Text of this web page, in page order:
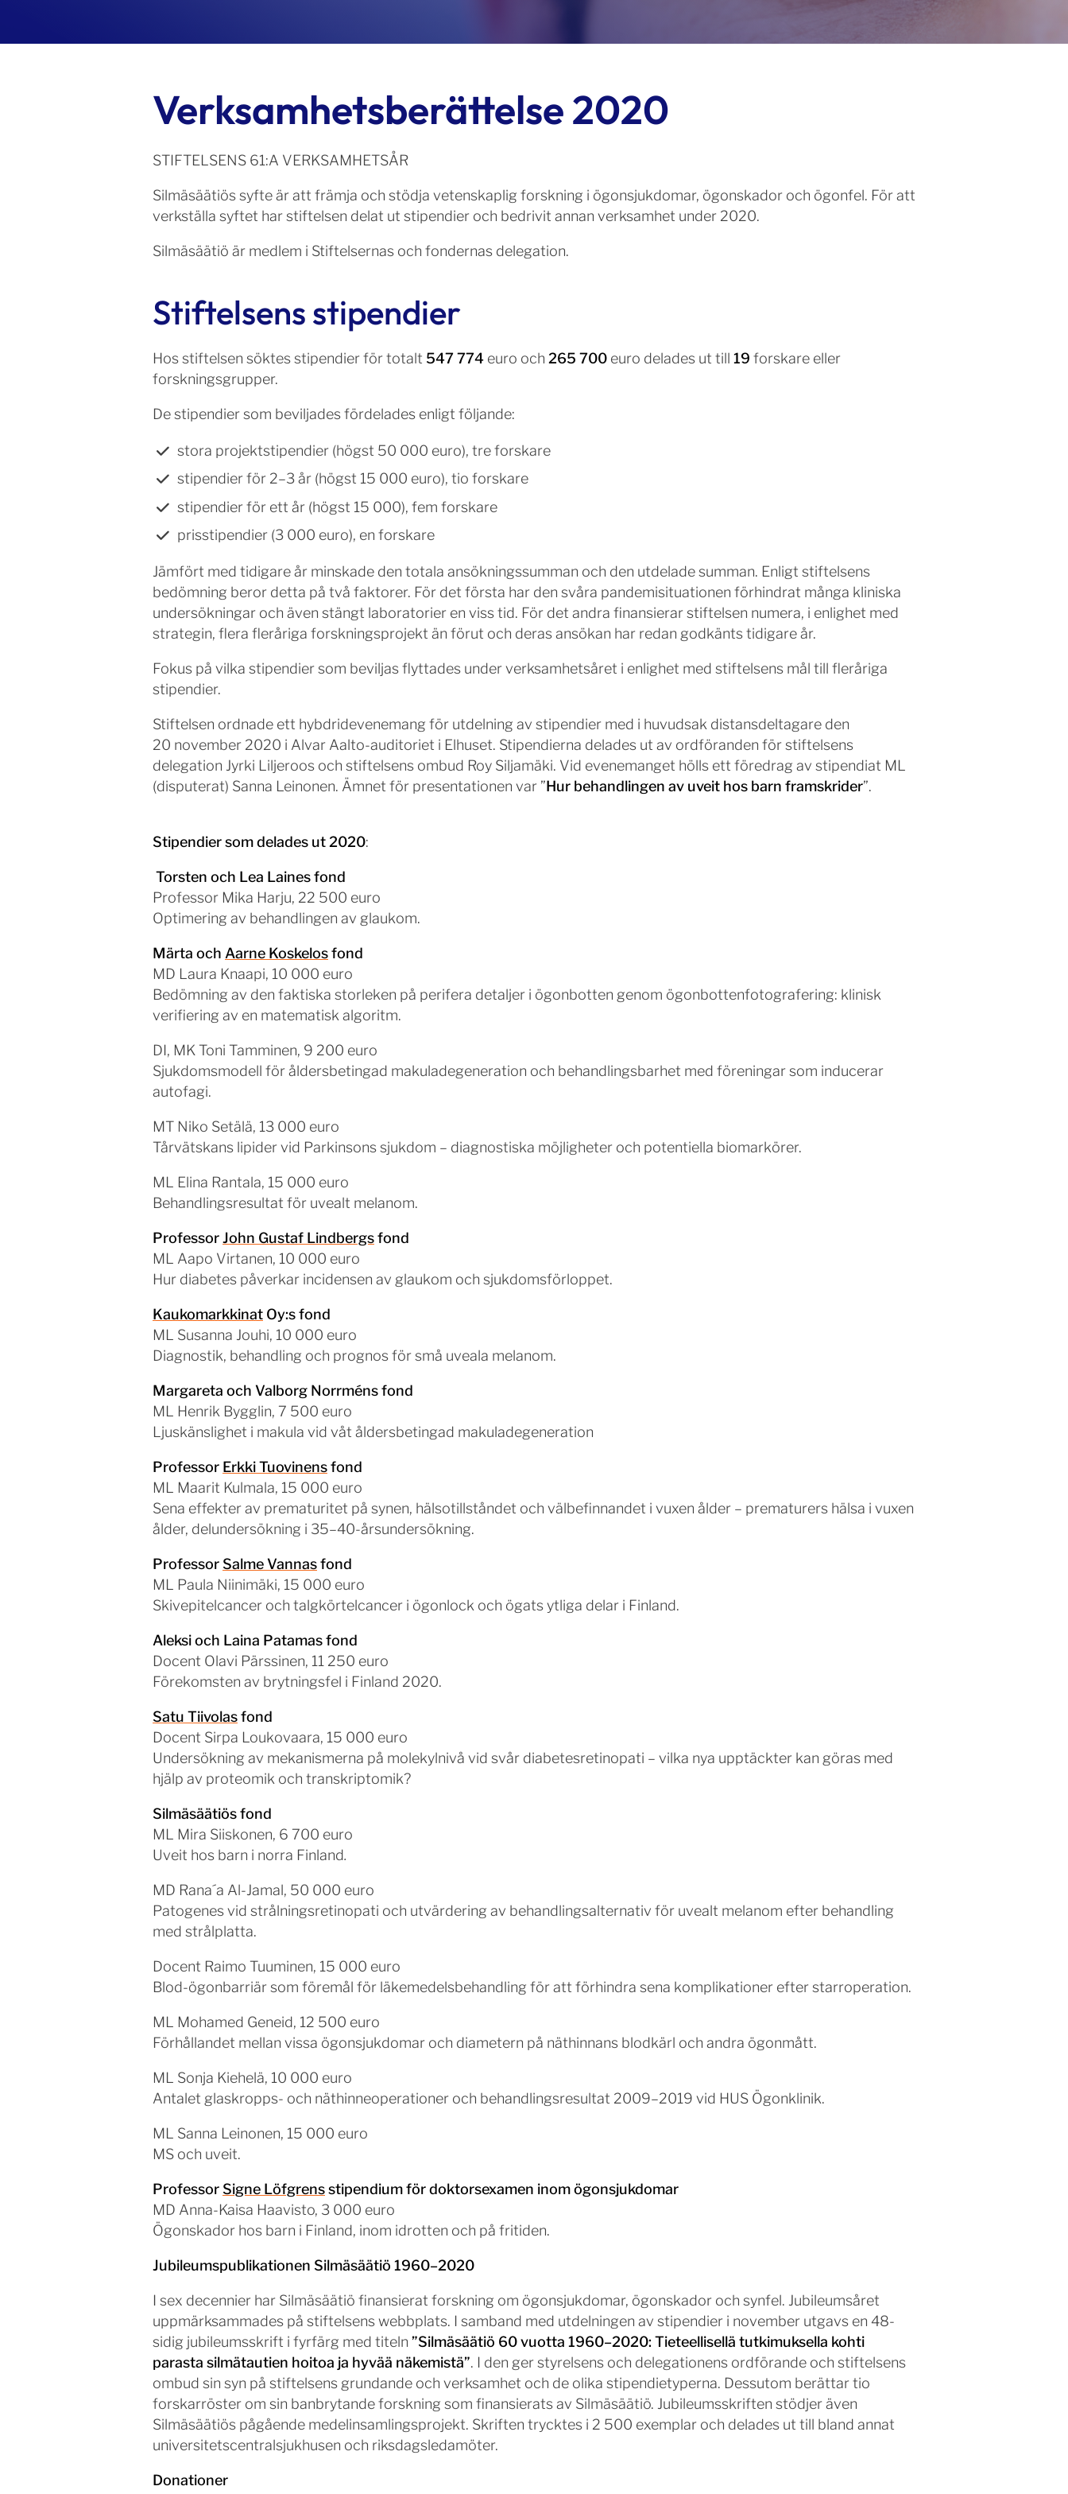
Verksamhetsberättelse 2020
STIFTELSENS 61:A VERKSAMHETSÅR
Silmäsäätiös syfte är att främja och stödja vetenskaplig forskning i ögonsjukdomar, ögonskador och ögonfel. För att
verkställa syftet har stiftelsen delat ut stipendier och bedrivit annan verksamhet under 2020.
Silmäsäätiö är medlem i Stiftelsernas och fondernas delegation.
Stiftelsens stipendier
Hos stiftelsen söktes stipendier för totalt 547 774 euro och 265 700 euro delades ut till 19 forskare eller
forskningsgrupper.
De stipendier som beviljades fördelades enligt följande:
stora projektstipendier (högst 50 000 euro), tre forskare
stipendier för 2–3 år (högst 15 000 euro), tio forskare
stipendier för ett år (högst 15 000), fem forskare
prisstipendier (3 000 euro), en forskare
Jämfört med tidigare år minskade den totala ansökningssumman och den utdelade summan. Enligt stiftelsens
bedömning beror detta på två faktorer. För det första har den svåra pandemisituationen förhindrat många kliniska
undersökningar och även stängt laboratorier en viss tid. För det andra finansierar stiftelsen numera, i enlighet med
strategin, flera fleråriga forskningsprojekt än förut och deras ansökan har redan godkänts tidigare år.
Fokus på vilka stipendier som beviljas flyttades under verksamhetsåret i enlighet med stiftelsens mål till fleråriga
stipendier.
Stiftelsen ordnade ett hybdridevenemang för utdelning av stipendier med i huvudsak distansdeltagare den
20 november 2020 i Alvar Aalto-auditoriet i Elhuset. Stipendierna delades ut av ordföranden för stiftelsens
delegation Jyrki Liljeroos och stiftelsens ombud Roy Siljamäki. Vid evenemanget hölls ett föredrag av stipendiat ML
(disputerat) Sanna Leinonen. Ämnet för presentationen var ”Hur behandlingen av uveit hos barn framskrider”.
Stipendier som delades ut 2020:
Torsten och Lea Laines fond
Professor Mika Harju, 22 500 euro
Optimering av behandlingen av glaukom.
Märta och Aarne Koskelosfond
MD Laura Knaapi, 10 000 euro
Bedömning av den faktiska storleken på perifera detaljer i ögonbotten genom ögonbottenfotografering: klinisk
verifiering av en matematisk algoritm.
DI, MK Toni Tamminen, 9 200 euro
Sjukdomsmodell för åldersbetingad makuladegeneration och behandlingsbarhet med föreningar som inducerar
autofagi.
MT Niko Setälä, 13 000 euro
Tårvätskans lipider vid Parkinsons sjukdom – diagnostiska möjligheter och potentiella biomarkörer.
ML Elina Rantala, 15 000 euro
Behandlingsresultat för uvealt melanom.
ProfessorJohn Gustaf Lindbergsfond
ML Aapo Virtanen, 10 000 euro
Hur diabetes påverkar incidensen av glaukom och sjukdomsförloppet.
Kaukomarkkinat Oy:s fond
ML Susanna Jouhi, 10 000 euro
Diagnostik, behandling och prognos för små uveala melanom.
Margareta och Valborg Norrméns fond
ML Henrik Bygglin, 7 500 euro
Ljuskänslighet i makula vid våt åldersbetingad makuladegeneration
Professor Erkki Tuovinensfond
ML Maarit Kulmala, 15 000 euro
Sena effekter av prematuritet på synen, hälsotillståndet och välbefinnandet i vuxen ålder – prematurers hälsa i vuxen
ålder, delundersökning i 35–40-årsundersökning.
Professor Salme Vannasfond
ML Paula Niinimäki, 15 000 euro
Skivepitelcancer och talgkörtelcancer i ögonlock och ögats ytliga delar i Finland.
Aleksi och Laina Patamas fond
Docent Olavi Pärssinen, 11 250 euro
Förekomsten av brytningsfel i Finland 2020.
Satu Tiivolasfond
Docent Sirpa Loukovaara, 15 000 euro
Undersökning av mekanismerna på molekylnivå vid svår diabetesretinopati – vilka nya upptäckter kan göras med
hjälp av proteomik och transkriptomik?
Silmäsäätiös fond
ML Mira Siiskonen, 6 700 euro
Uveit hos barn i norra Finland.
MD Rana´a Al-Jamal, 50 000 euro
Patogenes vid strålningsretinopati och utvärdering av behandlingsalternativ för uvealt melanom efter behandling
med strålplatta.
Docent Raimo Tuuminen, 15 000 euro
Blod-ögonbarriär som föremål för läkemedelsbehandling för att förhindra sena komplikationer efter starroperation.
ML Mohamed Geneid, 12 500 euro
Förhållandet mellan vissa ögonsjukdomar och diametern på näthinnans blodkärl och andra ögonmått.
ML Sonja Kiehelä, 10 000 euro
Antalet glaskropps- och näthinneoperationer och behandlingsresultat 2009–2019 vid HUS Ögonklinik.
ML Sanna Leinonen, 15 000 euro
MS och uveit.
Professor Signe Löfgrensstipendium för doktorsexamen inom ögonsjukdomar
MD Anna-Kaisa Haavisto, 3 000 euro
Ögonskador hos barn i Finland, inom idrotten och på fritiden.
Jubileumspublikationen Silmäsäätiö 1960–2020
I sex decennier har Silmäsäätiö finansierat forskning om ögonsjukdomar, ögonskador och synfel. Jubileumsåret
uppmärksammades på stiftelsens webbplats. I samband med utdelningen av stipendier i november utgavs en 48-
sidig jubileumsskrift i fyrfärg med titeln ”Silmäsäätiö 60 vuotta 1960–2020: Tieteellisellä tutkimuksella kohti
parasta silmätautien hoitoa ja hyvää näkemistä”. I den ger styrelsens och delegationens ordförande och stiftelsens
ombud sin syn på stiftelsens grundande och verksamhet och de olika stipendietyperna. Dessutom berättar tio
forskarröster om sin banbrytande forskning som finansierats av Silmäsäätiö. Jubileumsskriften stödjer även
Silmäsäätiös pågående medelinsamlingsprojekt. Skriften trycktes i 2 500 exemplar och delades ut till bland annat
universitetscentralsjukhusen och riksdagsledamöter.
Donationer